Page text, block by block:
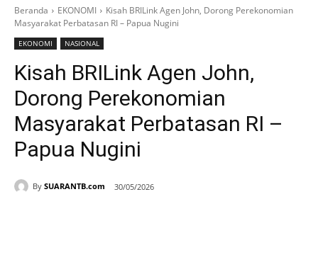
Beranda EKONOMI
Kisah BRILink Agen John, Dorong Perekonomian
Masyarakat Perbatasan RI – Papua Nugini
EKONOMI NASIONAL
Kisah BRILink Agen John,
Dorong Perekonomian
Masyarakat Perbatasan RI –
Papua Nugini
By SUARANTB.com 30/05/2026